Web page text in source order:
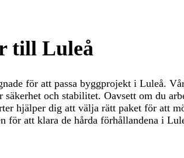
till Luleå
för att passa byggprojekt i Luleå.
och stabilitet. Oavsett om du
hjälper dig att välja rätt paket för att
för att klara de hårda förhållandena i